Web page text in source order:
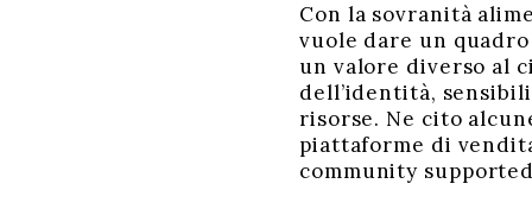
Con la sovranità
vuole dare un
un valore diverso al
dell’identità,
risorse. Ne cito
piattaforme di
community